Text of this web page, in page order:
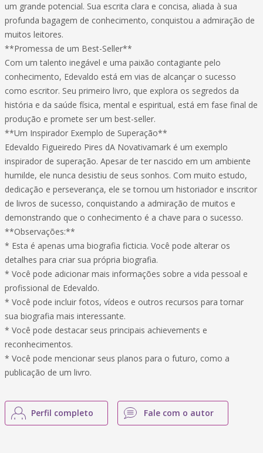
um grande potencial. Sua escrita clara e concisa, aliada à sua
profunda bagagem de conhecimento, conquistou a admiração de
muitos leitores.
**Promessa de um Best-Seller**
Com um talento inegável e uma paixão contagiante pelo
conhecimento, Edevaldo está em vias de alcançar o sucesso
como escritor. Seu primeiro livro, que explora os segredos da
história e da saúde física, mental e espiritual, está em fase final de
produção e promete ser um best-seller.
**Um Inspirador Exemplo de Superação**
Edevaldo Figueiredo Pires dA Novativamark é um exemplo
inspirador de superação. Apesar de ter nascido em um ambiente
humilde, ele nunca desistiu de seus sonhos. Com muito estudo,
dedicação e perseverança, ele se tornou um historiador e inscritor
de livros de sucesso, conquistando a admiração de muitos e
demonstrando que o conhecimento é a chave para o sucesso.
**Observações:**
* Esta é apenas uma biografia ficticia. Você pode alterar os
detalhes para criar sua própria biografia.
* Você pode adicionar mais informações sobre a vida pessoal e
profissional de Edevaldo.
* Você pode incluir fotos, vídeos e outros recursos para tornar
sua biografia mais interessante.
* Você pode destacar seus principais achievements e
reconhecimentos.
* Você pode mencionar seus planos para o futuro, como a
publicação de um livro.
Perfil completo Fale com o autor